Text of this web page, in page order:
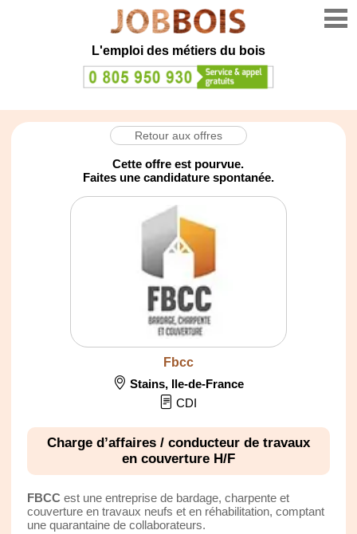
L'emploi des métiers du bois
Retour aux offres
Cette offre est pourvue.
Faites une candidature spontanée.
Fbcc
Stains, Ile-de-France
CDI
Charge d’affaires / conducteur de travaux
en couverture H/F
FBCC est une entreprise de bardage, charpente et
couverture en travaux neufs et en réhabilitation, comptant
une quarantaine de collaborateurs.